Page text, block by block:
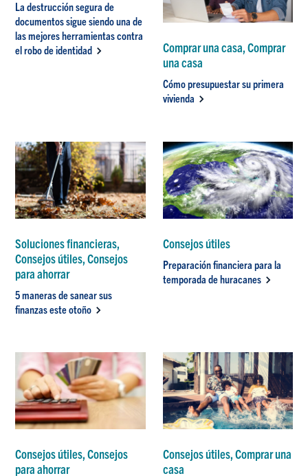
La destrucción segura de
documentos sigue siendo una de
las mejores herramientas contra
el robo de identidad
Comprar una casa, Comprar
una casa
Cómo presupuestar su primera
vivienda
Soluciones financieras,
Consejos útiles, Consejos
para ahorrar
5 maneras de sanear sus
finanzas este otoño
Consejos útiles
Preparación financiera para la
temporada de huracanes
Consejos útiles, Consejos
para ahorrar
Consejos útiles, Comprar una
casa